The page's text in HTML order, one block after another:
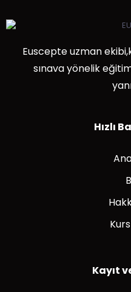
Euscepte uzman
sınava yönelik
Hızlı
Kayıt